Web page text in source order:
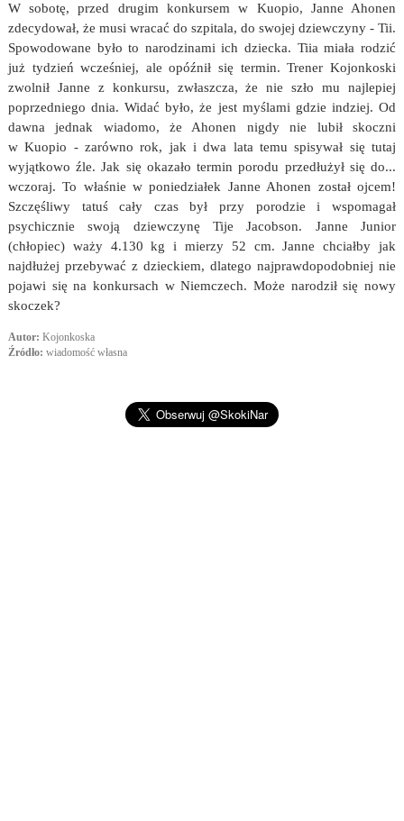
W sobotę, przed drugim konkursem w Kuopio, Janne Ahonen
zdecydował, że musi wracać do szpitala, do swojej dziewczyny - Tii.
Spowodowane było to narodzinami ich dziecka. Tiia miała rodzić
już tydzień wcześniej, ale opóźnił się termin. Trener Kojonkoski
zwolnił Janne z konkursu, zwłaszcza, że nie szło mu najlepiej
poprzedniego dnia. Widać było, że jest myślami gdzie indziej. Od
dawna jednak wiadomo, że Ahonen nigdy nie lubił skoczni
w Kuopio - zarówno rok, jak i dwa lata temu spisywał się tutaj
wyjątkowo źle. Jak się okazało termin porodu przedłużył się do...
wczoraj. To właśnie w poniedziałek Janne Ahonen został ojcem!
Szczęśliwy tatuś cały czas był przy porodzie i wspomagał
psychicznie swoją dziewczynę Tije Jacobson. Janne Junior
(chłopiec) waży 4.130 kg i mierzy 52 cm. Janne chciałby jak
najdłużej przebywać z dzieckiem, dlatego najprawdopodobniej nie
pojawi się na konkursach w Niemczech. Może narodził się nowy
skoczek?
Autor: Kojonkoska
Źródło: wiadomość własna